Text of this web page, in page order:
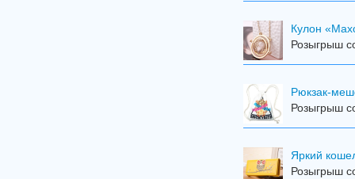
Кулон
Розыгрыш
Рюкзак-
Розыгрыш
Яркий
Розыгрыш